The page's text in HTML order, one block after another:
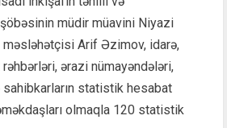
şöbəsinin müdir müavini Niyazi
məsləhətçisi Arif Əzimov, idarə,
ərazi nümayəndələri,
statistik hesabat
olmaqla 120 statistik